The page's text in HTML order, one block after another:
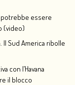
potrebbe essere
(video)
Il Sud America ribolle
con l’Havana
il blocco